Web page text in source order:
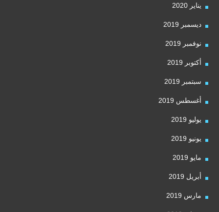
يناير 2020
ديسمبر 2019
نوفمبر 2019
أكتوبر 2019
سبتمبر 2019
أغسطس 2019
يوليو 2019
يونيو 2019
مايو 2019
أبريل 2019
مارس 2019